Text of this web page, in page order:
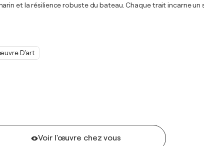
Voir l'œuvre chez vous
et la résilience robuste du bateau. Chaque trait incarne
D'art